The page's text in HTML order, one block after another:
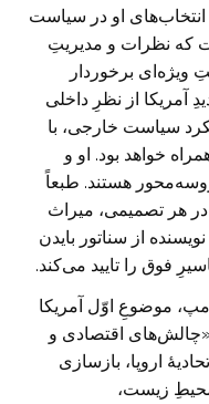
او در سیاست
که نظرات و مدیریتِ
برخوردار
آمریکا از نظرِ داخلی
سیاست خارجی، با
خواهد بود. او و
هستند. طبعاً
هر تصمیمی، میراث
از سناتور بایدن
فوق را تایید می‌کند.
موضوعِ اوّل آمریکا
در حد ۶۰-۷۰ درصد «چالش‌های اقتصادی و
اروپا، بازسازی
محیطِ زیست،